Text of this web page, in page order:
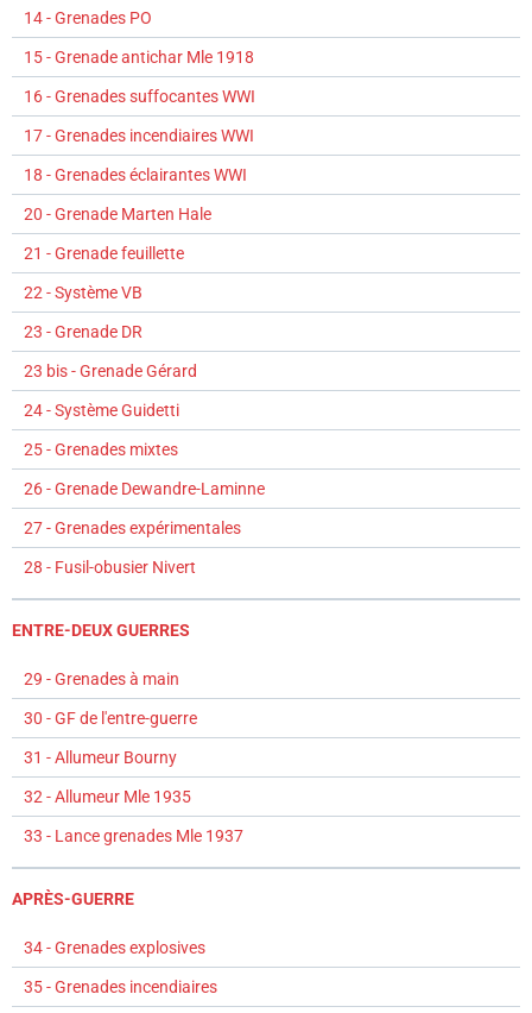
14 - Grenades PO
15 - Grenade antichar Mle 1918
16 - Grenades suffocantes WWI
17 - Grenades incendiaires WWI
18 - Grenades éclairantes WWI
20 - Grenade Marten Hale
21 - Grenade feuillette
22 - Système VB
23 - Grenade DR
23 bis - Grenade Gérard
24 - Système Guidetti
25 - Grenades mixtes
26 - Grenade Dewandre-Laminne
27 - Grenades expérimentales
28 - Fusil-obusier Nivert
ENTRE-DEUX GUERRES
29 - Grenades à main
30 - GF de l'entre-guerre
31 - Allumeur Bourny
32 - Allumeur Mle 1935
33 - Lance grenades Mle 1937
APRÈS-GUERRE
34 - Grenades explosives
35 - Grenades incendiaires